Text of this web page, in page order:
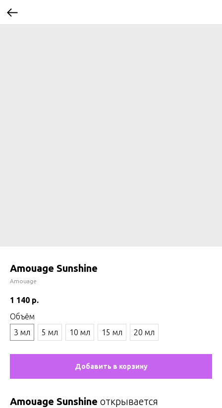
Amouage Sunshine
Amouage
1 140 р.
Объём
3 мл
5 мл 10 мл 15 мл 20 мл
Добавить в корзину
Amouage Sunshine открывается